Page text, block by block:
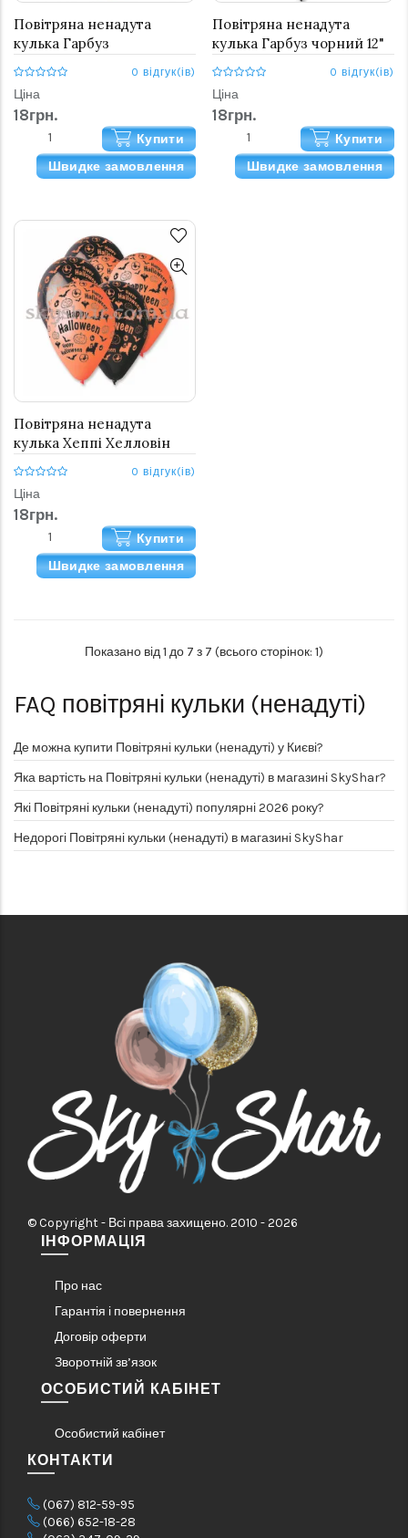
Повітряна ненадута
кулька Гарбуз
помаранчевий 12" (30 см)
0 відгук(ів)
Ціна
18грн.
Купити
Швидке замовлення
Повітряна ненадута
кулька Гарбуз чорний 12"
(30 см)
0 відгук(ів)
Ціна
18грн.
Купити
Швидке замовлення
Повітряна ненадута
кулька Хеппі Хелловін
0 відгук(ів)
Ціна
18грн.
Купити
Швидке замовлення
Показано від 1 до 7 з 7 (всього сторінок: 1)
FAQ повітряні кульки (ненадуті)
Де можна купити Повітряні кульки (ненадуті) у Києві?
Яка вартість на Повітряні кульки (ненадуті) в магазині SkyShar?
Які Повітряні кульки (ненадуті) популярні 2026 року?
Недорогі Повітряні кульки (ненадуті) в магазині SkyShar
© Copyright - Всі права захищено. 2010 - 2026
ІНФОРМАЦІЯ
Про нас
Гарантія і повернення
Договір оферти
Зворотній зв’язок
ОСОБИСТИЙ КАБІНЕТ
Особистий кабінет
КОНТАКТИ
(067) 812-59-95
(066) 652-18-28